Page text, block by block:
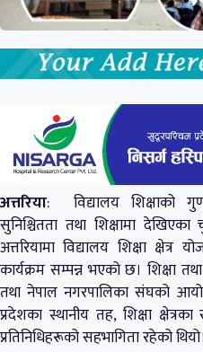
अत्तरिया: विद्यालय शिक्षाको
सुनिश्चितता तथा शिक्षामा
अत्तरियामा विद्यालय शिक्षा क्षेत्र
कार्यक्रम सम्पन्न भएको छ। शिक्षा
तथा नेपाल नगरपालिका संघको
प्रदेशका स्थानीय तह, शिक्षा
प्रतिनिधिहरूको सहभागिता रहेको थियो।